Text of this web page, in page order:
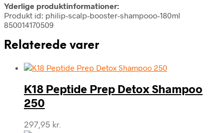
Yderlige produktinformationer:
Produkt id: philip-scalp-booster-shampooo-180ml
850014170509
Relaterede varer
K18 Peptide Prep Detox Shampoo
250
297,95 kr.